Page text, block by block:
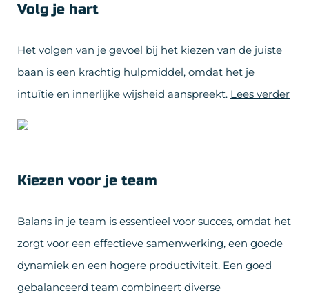
Volg je hart
Het volgen van je gevoel bij het kiezen van de juiste
baan is een krachtig hulpmiddel, omdat het je
intuïtie en innerlijke wijsheid aanspreekt. Lees verder
Kiezen voor je team
Balans in je team is essentieel voor succes, omdat het
zorgt voor een effectieve samenwerking, een goede
dynamiek en een hogere productiviteit. Een goed
gebalanceerd team combineert diverse